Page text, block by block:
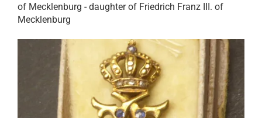
of Mecklenburg - daughter of Friedrich Franz III. of
Mecklenburg